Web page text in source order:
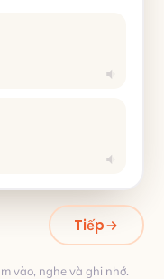
Tiếp
vào, nghe và ghi nhớ.